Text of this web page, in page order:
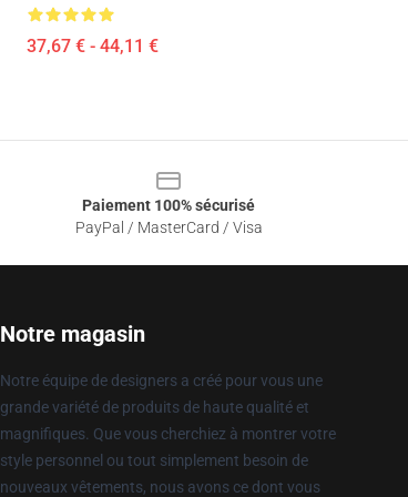
37,67 € - 44,11 €
Paiement 100% sécurisé
PayPal / MasterCard / Visa
Notre magasin
Notre équipe de designers a créé pour vous une
grande variété de produits de haute qualité et
magnifiques. Que vous cherchiez à montrer votre
style personnel ou tout simplement besoin de
nouveaux vêtements, nous avons ce dont vous